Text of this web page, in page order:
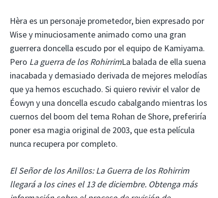
Hèra es un personaje prometedor, bien expresado por
Wise y minuciosamente animado como una gran
guerrera doncella escudo por el equipo de Kamiyama.
Pero La guerra de los RohirrimLa balada de ella suena
inacabada y demasiado derivada de mejores melodías
que ya hemos escuchado. Si quiero revivir el valor de
Éowyn y una doncella escudo cabalgando mientras los
cuernos del boom del tema Rohan de Shore, preferiría
poner esa magia original de 2003, que esta película
nunca recupera por completo.
El Señor de los Anillos: La Guerra de los Rohirrim
llegará a los cines el 13 de diciembre. Obtenga más